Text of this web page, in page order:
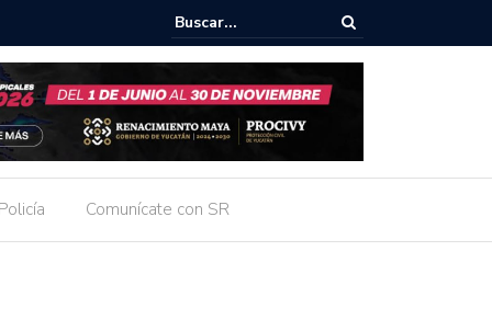
INTERVIENE PARA PROTEGER A MUJER AMENAZADA CON ARMA
Policía Comunícate con SR